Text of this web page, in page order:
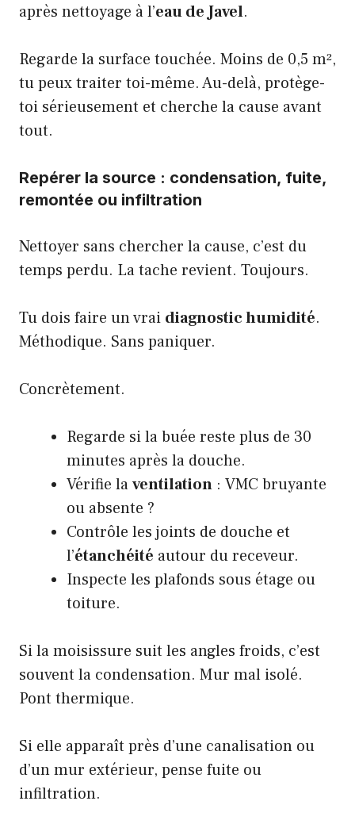
après nettoyage à l’eau de Javel.
Regarde la surface touchée. Moins de 0,5 m²,
tu peux traiter toi-même. Au-delà, protège-
toi sérieusement et cherche la cause avant
tout.
Repérer la source : condensation, fuite,
remontée ou infiltration
Nettoyer sans chercher la cause, c’est du
temps perdu. La tache revient. Toujours.
Tu dois faire un vrai diagnostic humidité.
Méthodique. Sans paniquer.
Concrètement.
Regarde si la buée reste plus de 30
minutes après la douche.
Vérifie laventilation : VMC bruyante
ou absente ?
Contrôle les joints de douche et
l’étanchéité autour du receveur.
Inspecte les plafonds sous étage ou
toiture.
Si la moisissure suit les angles froids, c’est
souvent la condensation. Mur mal isolé.
Pont thermique.
Si elle apparaît près d’une canalisation ou
d’un mur extérieur, pense fuite ou
infiltration.